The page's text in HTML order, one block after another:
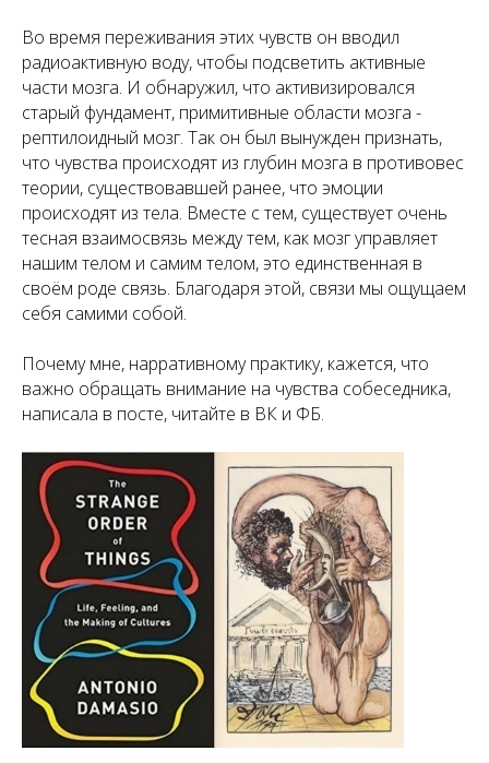
Во время переживания этих чувств он вводил
радиоактивную воду, чтобы подсветить активные
части мозга. И обнаружил, что активизировался
старый фундамент, примитивные области мозга -
рептилоидный мозг. Так он был вынужден признать,
что чувства происходят из глубин мозга в противовес
теории, существовавшей ранее, что эмоции
происходят из тела. Вместе с тем, существует очень
тесная взаимосвязь между тем, как мозг управляет
нашим телом и самим телом, это единственная в
своём роде связь. Благодаря этой, связи мы ощущаем
себя самими собой.
Почему мне, нарративному практику, кажется, что
важно обращать внимание на чувства собеседника,
написала в посте, читайте в ВК и ФБ.